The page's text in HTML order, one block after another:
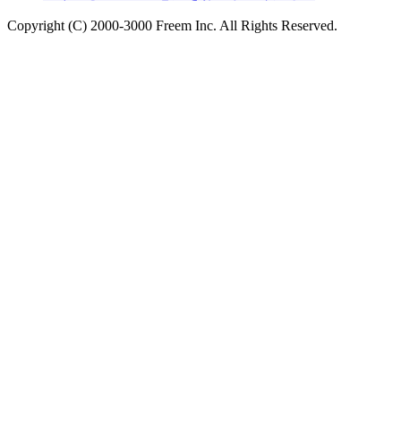
Copyright (C) 2000-3000 Freem Inc. All Rights Reserved.